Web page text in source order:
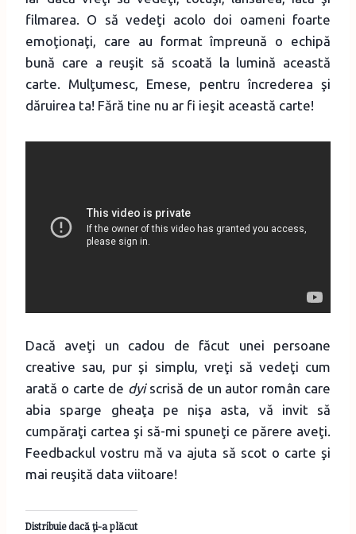
filmarea. O să vedeţi acolo doi oameni foarte
emoţionaţi, care au format împreună o echipă
bună care a reuşit să scoată la lumină această
carte. Mulţumesc, Emese, pentru încrederea şi
dăruirea ta! Fără tine nu ar fi ieşit această carte!
Dacă aveţi un cadou de făcut unei persoane
creative sau, pur şi simplu, vreţi să vedeţi cum
arată o carte de dyiscrisă de un autor român care
abia sparge gheaţa pe nişa asta, vă invit să
cumpăraţi cartea şi să-mi spuneţi ce părere aveţi.
Feedbackul vostru mă va ajuta să scot o carte şi
mai reuşită data viitoare!
Distribuie dacă ţi-a plăcut